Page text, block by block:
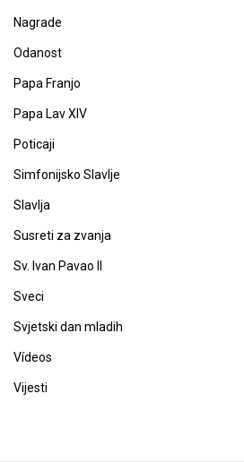
Nagrade
Odanost
Papa Franjo
Papa Lav XIV
Poticaji
Simfonijsko Slavlje
Slavlja
Susreti za zvanja
Sv. Ivan Pavao II
Sveci
Svjetski dan mladih
Vídeos
Vijesti